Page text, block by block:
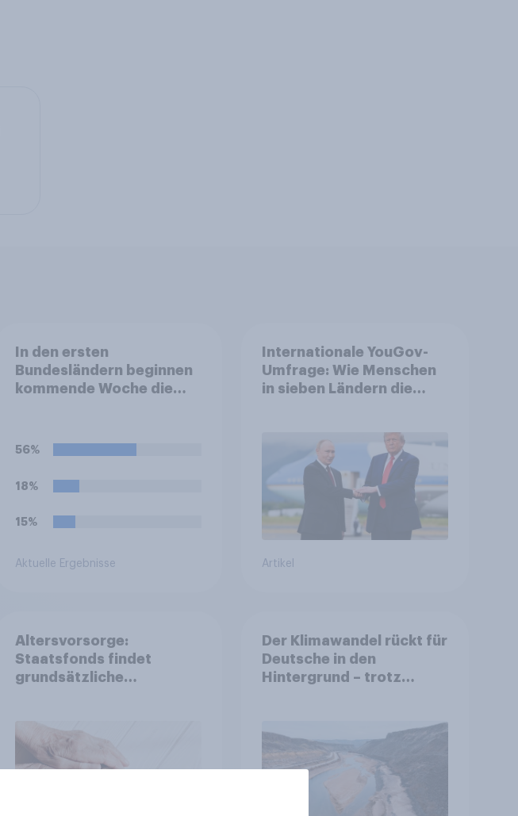
In den ersten
Bundesländern beginnen
kommende Woche die
von sechs Wochen für
lang, zu kurz oder genau
56%
18%
15%
Aktuelle Ergebnisse
Internationale YouGov-
Umfrage: Wie Menschen
in sieben Ländern die
Bedrohungen und
Bündnisse bewerten
Artikel
Altersvorsorge:
Staatsfonds findet
grundsätzliche
entscheiden über die
Akzeptanz
Der Klimawandel rückt für
Deutsche in den
Hintergrund – trotz